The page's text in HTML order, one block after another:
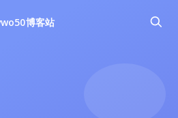
博客站